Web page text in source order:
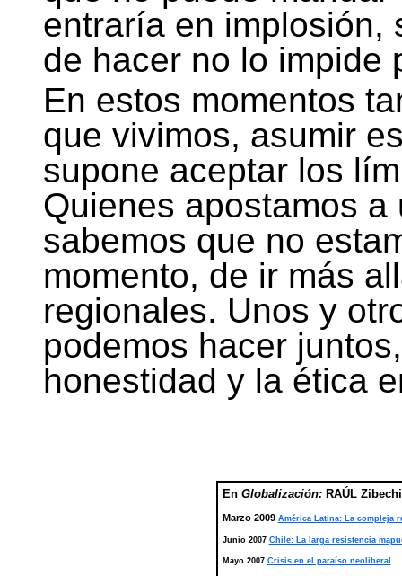
entraría en implosión,
de hacer no lo impide
En estos momentos
que vivimos, asumir
supone aceptar los
Quienes apostamos
sabemos que no
momento, de ir más
regionales. Unos y
podemos hacer
honestidad y la ética
En Globalización: RAÚL Zibechi
Marzo 2009 América Latina: La compleja
Junio 2007 Chile: La larga resistencia
Mayo 2007 Crisis en el paraíso neoliberal